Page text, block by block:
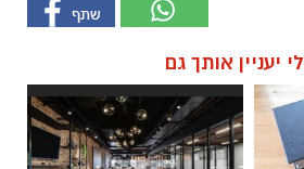
יעניין אותך גם